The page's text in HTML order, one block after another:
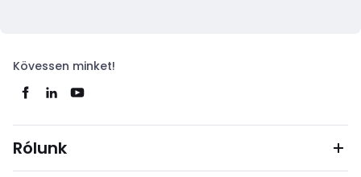
Kövessen minket!
Rólunk